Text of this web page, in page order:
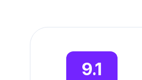
9.1